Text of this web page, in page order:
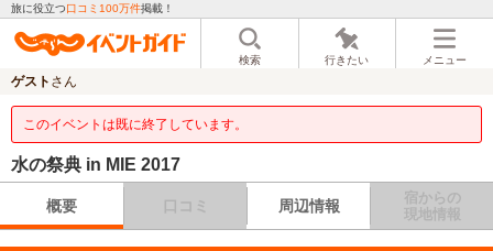
旅に役立つ口コミ100万件掲載！
検索 行きたい メニュー
ゲスト さん
このイベントは既に終了しています。
水の祭典 in MIE 2017
概要 口コミ 周辺情報
宿からの
現地情報